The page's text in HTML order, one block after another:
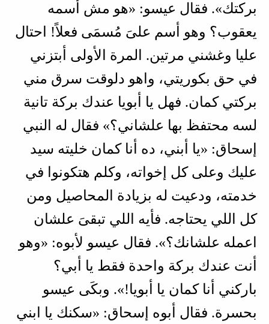
بركتك». فقال عيسو: «هو مش أسمه
يعقوب؟ وهو أسم علىَ مُسمَى فعلاً! احتال
عليا وغشني مرتين. المرة الأولى أبتزني
في حق بكوريتي، واهو دلوقت سرق مني
بركتي كمان. فهل يا أبويا عندك بركة تانية
لسه محتفظ بها علشاني؟» فقال له النبي
إسحاق: «يا أبني، ده أنا كمان خليته سيد
عليك وعلى كل إخواته، وكلم هتكونوا في
خدمته، ودعيت له بزيادة المحاصيل ومن
كل اللي يحتاجه. فأيه اللي تبقىَ علشان
اعمله علشانك؟». فقال عيسو لأبوه: «وهو
أنت عندك بركة واحدة فقط يا أبي؟
باركني أنا كمان يا أبويا!». وبكَى عيسو
بحسرة. فقال أبوه إسحاق: «سكنك يا ابني